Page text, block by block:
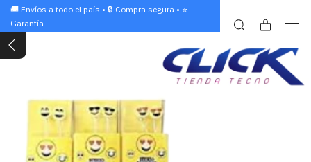
🚚 Envíos a todo el país • 🔒 Compra segura • ⭐
Garantía